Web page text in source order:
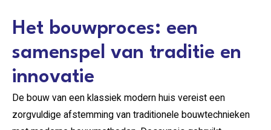
Het bouwproces: een
samenspel van traditie en
innovatie
De bouw van een klassiek modern huis vereist een
zorgvuldige afstemming van traditionele bouwtechnieken